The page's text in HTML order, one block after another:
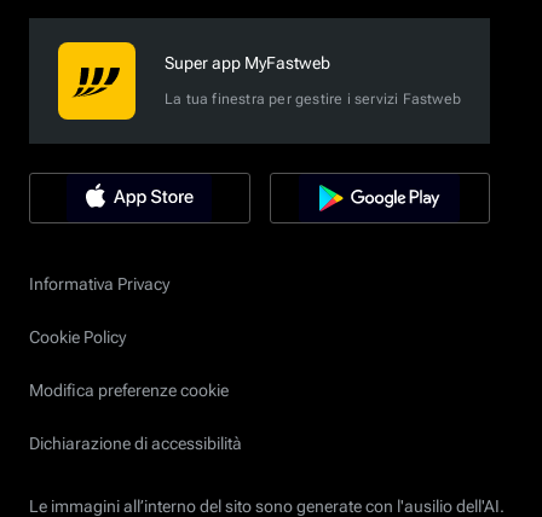
Super app MyFastweb
La tua finestra per gestire i servizi Fastweb
Informativa Privacy
Cookie Policy
Modifica preferenze cookie
Dichiarazione di accessibilità
Le immagini all’interno del sito sono generate con l'ausilio dell'AI.